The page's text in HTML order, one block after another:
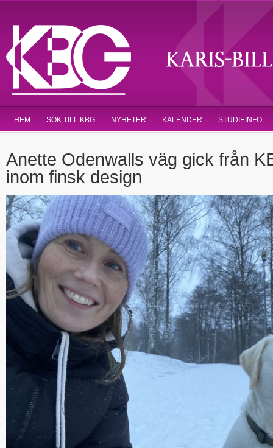
HEM SÖK TILL KBG NYHETER KALENDER STUDIEINFO
Anette Odenwalls väg gick från
inom finsk design